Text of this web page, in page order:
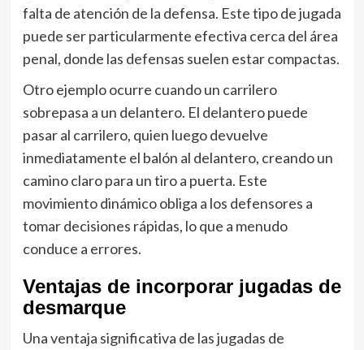
falta de atención de la defensa. Este tipo de jugada
puede ser particularmente efectiva cerca del área
penal, donde las defensas suelen estar compactas.
Otro ejemplo ocurre cuando un carrilero
sobrepasa a un delantero. El delantero puede
pasar al carrilero, quien luego devuelve
inmediatamente el balón al delantero, creando un
camino claro para un tiro a puerta. Este
movimiento dinámico obliga a los defensores a
tomar decisiones rápidas, lo que a menudo
conduce a errores.
Ventajas de incorporar jugadas de
desmarque
Una ventaja significativa de las jugadas de